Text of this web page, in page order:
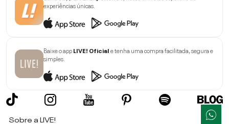
experiências únicas.
Baixe o appLIVE! Oficiale tenha uma compra facilitada, segura e
simples.
Sobre a LIVE!